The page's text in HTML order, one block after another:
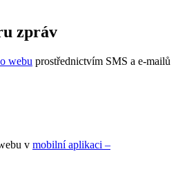
zpráv
webu prostřednictvím SMS a e-mailů
v mobilní aplikaci –